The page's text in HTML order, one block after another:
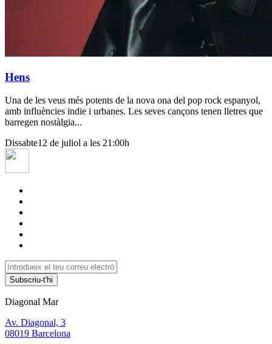
Hens
Una de les veus més potents de la nova ona del pop rock espanyol,
amb influències indie i urbanes. Les seves cançons tenen lletres que
barregen nostàlgia...
Dissabte12 de juliol a les 21:00h
Subscriu-t'hi
Diagonal Mar
Av. Diagonal, 3
08019 Barcelona